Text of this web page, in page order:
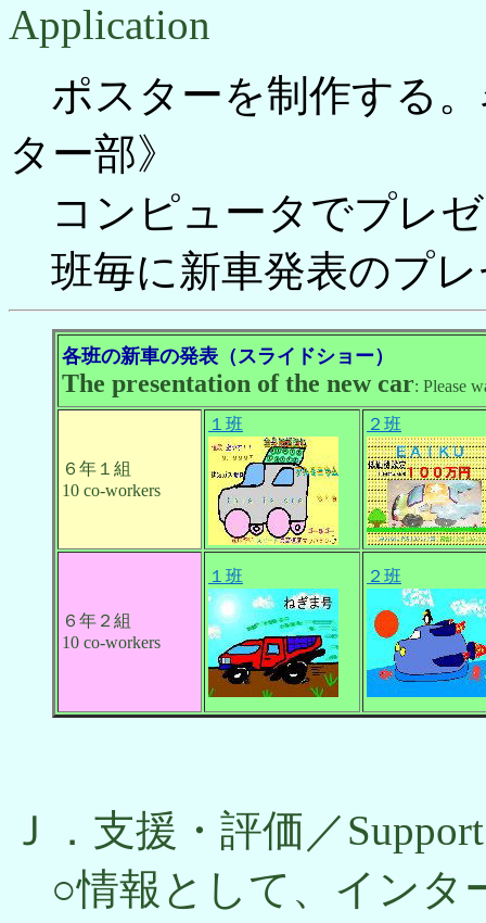
Application
ポスターを制作する
ター部》
コンピュータでプレ
班毎に新車発表のプ
各班の新車の発表（スライドショー）
The presentation of the new car: Please
６年１組
10 co-workers
１班 ２班
６年２組
10 co-workers
１班 ２班
Ｊ．支援・評価／
○情報として、インタ